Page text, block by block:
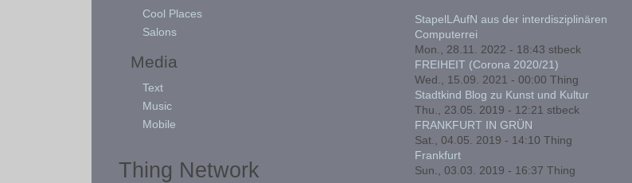
Cool Places
Salons
Media
Text
Music
Mobile
Thing Network
StapelLAufN aus der interdisziplinären
Computerrei
Mon., 28.11. 2022 - 18:43 stbeck
FREIHEIT (Corona 2020/21)
Wed., 15.09. 2021 - 00:00 Thing
Stadtkind Blog zu Kunst und Kultur
Thu., 23.05. 2019 - 12:21 stbeck
FRANKFURT IN GRÜN
Sat., 04.05. 2019 - 14:10 Thing
Frankfurt
Sun., 03.03. 2019 - 16:37 Thing